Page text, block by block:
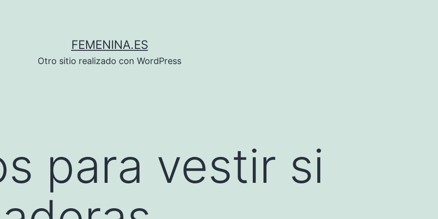
FEMENINA.ES
Otro sitio realizado con WordPress
para vestir si